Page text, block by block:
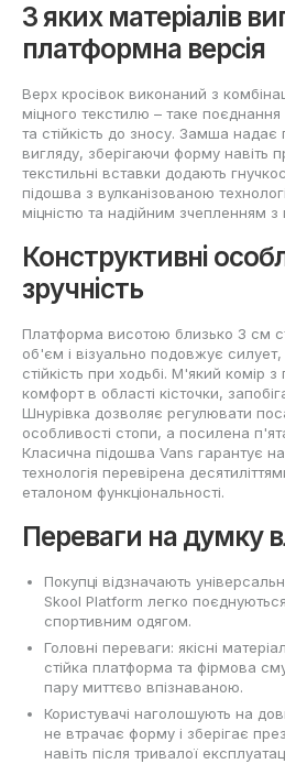
З яких матеріалів
платформна версія
Верх кросівок виконаний з
міцного текстилю – таке поєднання
та стійкість до зносу. Замша надає
вигляду, зберігаючи форму навіть
текстильні вставки додають
підошва з вулканізованою
міцністю та надійним зчепленням
Конструктивні
зручність
Платформа висотою близько 3 см
об'єм і візуально подовжує
стійкість при ходьбі. М'який комір
комфорт в області кісточки,
Шнурівка дозволяє регулювати
особливості стопи, а посилена
Класична підошва Vans гарантує
технологія перевірена
еталоном функціональності.
Переваги на думку
Покупці відзначають
Skool Platform легко
спортивним одягом.
Головні переваги: якісні
стійка платформа та фірмова
пару миттєво впізнаваною.
Користувачі наголошують на
не втрачає форму і зберігає
навіть після тривалої